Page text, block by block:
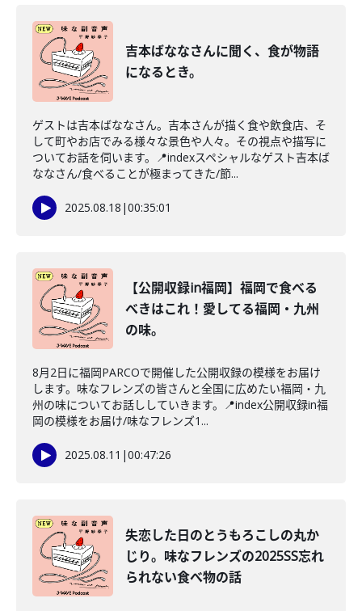
吉本ばななさんに聞く、食が物語
になるとき。
ゲストは吉本ばななさん。吉本さんが描く食や飲食店、そ
して町やお店でみる様々な景色や人々。その視点や描写に
ついてお話を伺います。📍indexスペシャルなゲスト吉本ば
ななさん/食べることが極まってきた/節...
2025.08.18 |00:35:01
【公開収録in福岡】福岡で食べる
べきはこれ！愛してる福岡・九州
の味。
8月2日に福岡PARCOで開催した公開収録の模様をお届け
します。味なフレンズの皆さんと全国に広めたい福岡・九
州の味についてお話ししていきます。📍index公開収録in福
岡の模様をお届け/味なフレンズ1...
2025.08.11 |00:47:26
失恋した日のとうもろこしの丸か
じり。味なフレンズの2025SS忘れ
られない食べ物の話